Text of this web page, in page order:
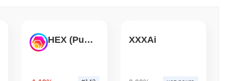
лицензию брокера-дилера в США для акций
HEX (Pulsechain) XXXAi